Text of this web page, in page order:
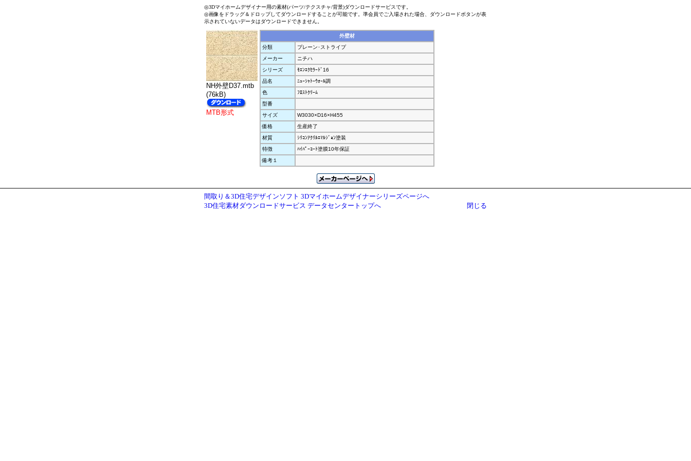
◎3Dマイホームデザイナー用の素材(パーツ/テクスチャ/背景)ダウンロードサービスです。
◎画像をドラッグ＆ドロップしてダウンロードすることが可能です。準会員でご入場された場合、ダウンロードボタンが表
示されていないデータはダウンロードできません。
NH外壁D37.mtb
(76kB)
MTB形式
外壁材
分類
プレーン･ストライプ
メーカー
ニチハ
シリーズ
ﾓｴﾝｴｸｾﾗｰﾄﾞ16
品名
ﾆｭｰｼｬﾄｰｳｫｰﾙ調
色
ﾌﾛｽﾄｸﾘｰﾑ
型番
サイズ
W3030×D16×H455
価格
生産終了
材質
ｼﾘｺﾝｱｸﾘﾙｴﾏﾙｼﾞｮﾝ塗装
特徴
ﾊｲﾊﾟｰｺｰﾄ塗膜10年保証
備考１
間取り＆3D住宅デザインソフト 3Dマイホームデザイナーシリーズページへ
3D住宅素材ダウンロードサービス データセンタートップへ
閉じる